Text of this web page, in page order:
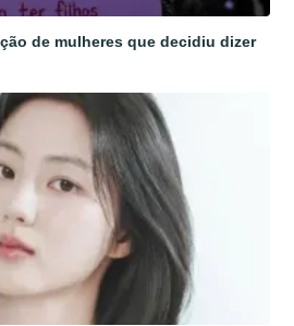
de mulheres que decidiu dizer